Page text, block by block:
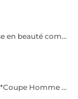
**Coupe Homme & Barbe** Offrez-vous une mise en beauté complète avec notre service **Coupe Homme & Barbe**, conçu pour les hommes qui souhaitent un style parfaitement maîtrisé de la tête à la barbe. La prestation débute par une **consultation personnalisée** afin de définir la coupe et la forme de barbe qui mettront le mieux en valeur votre visage. Nos experts réalisent ensuite une **coupe de cheveux précise et structurée**, suivie d'un **travail minutieux de la barbe** : taille, définition des contours et mise en forme pour un rendu propre et harmonieux. Le service se termine par un **coiffage professionnel et une finition barbe soignée** pour un résultat net, élégant et durable. L'alliance parfaite entre coupe et barbe pour un look soigné, moderne et parfaitement équilibré.
**Coupe Homme Signature** Découvrez notre **Coupe Homme Signature**, un service premium pensé pour les hommes qui recherchent plus qu'une simple coupe : une véritable expérience de style. Chaque rendez-vous débute par une **consultation personnalisée** afin d'analyser la forme de votre visage, la nature de vos cheveux et votre style de vie. Nos experts réalisent ensuite une coupe précise et parfaitement structurée, travaillée dans les moindres détails pour un résultat élégant, moderne et durable. La prestation se termine par un **coiffage professionnel avec des produits haut de gamme**, pour sublimer votre coupe et vous offrir une finition impeccable. Un moment de soin et de précision dédié aux hommes exigeants qui souhaitent afficher un style soigné et distingué.